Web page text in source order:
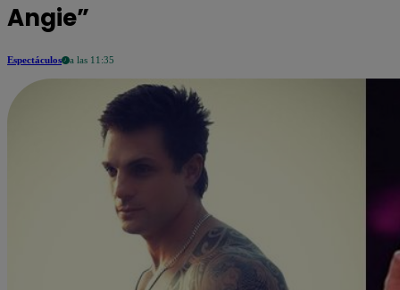
Angie”
Espectáculos a las 11:35